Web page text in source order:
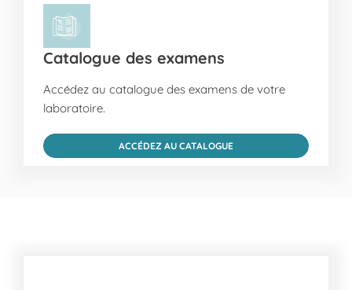
Catalogue des examens
Accédez au catalogue des examens de votre
laboratoire.
ACCÉDEZ AU CATALOGUE